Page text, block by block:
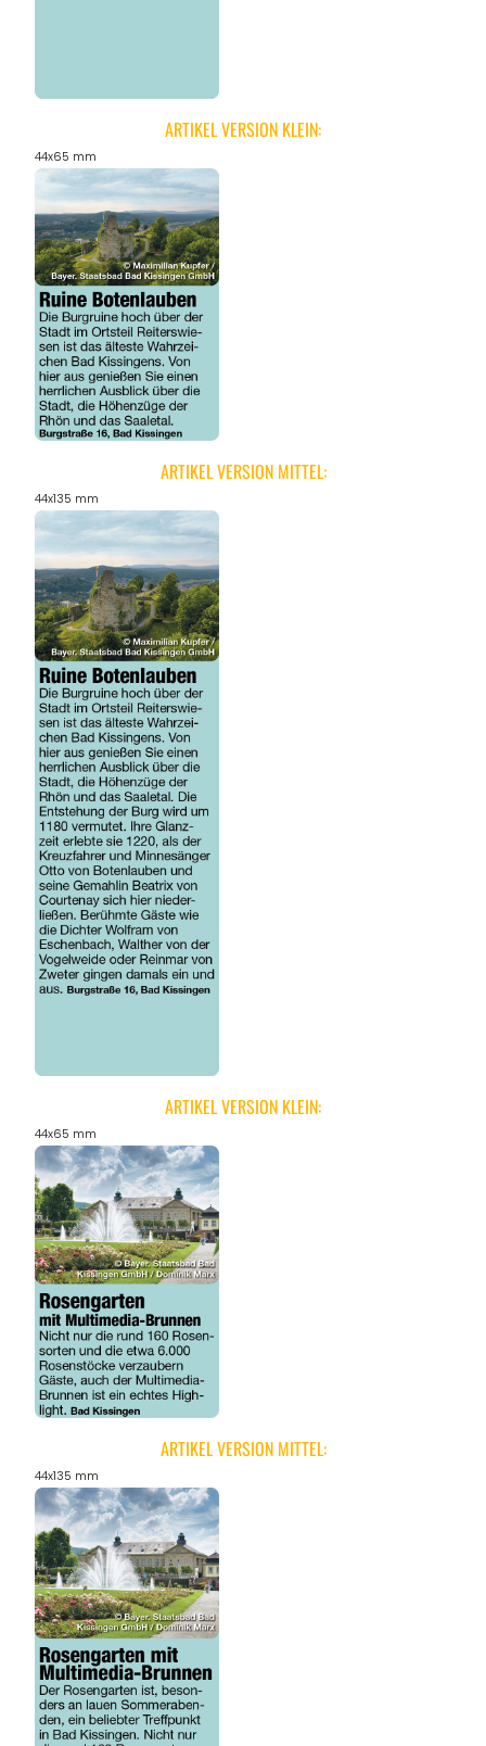
ARTIKEL VERSION KLEIN:
44x65 mm
ARTIKEL VERSION MITTEL:
44x135 mm
ARTIKEL VERSION KLEIN:
44x65 mm
ARTIKEL VERSION MITTEL:
44x135 mm